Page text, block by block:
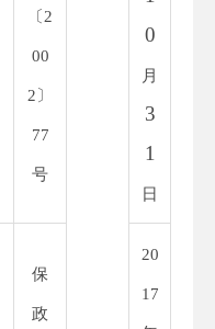
〔 2
00
2 〕
77
号
0
月
3
1
日
保
政
20
1 7